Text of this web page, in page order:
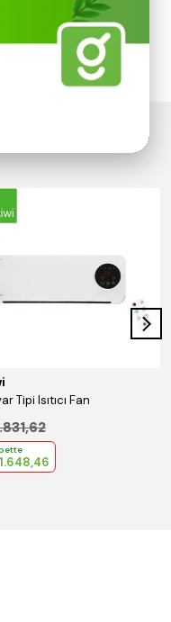
Tipi Isıtıcı Fan